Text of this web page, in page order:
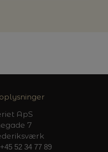
ApS
7
+45 52 34 77 89